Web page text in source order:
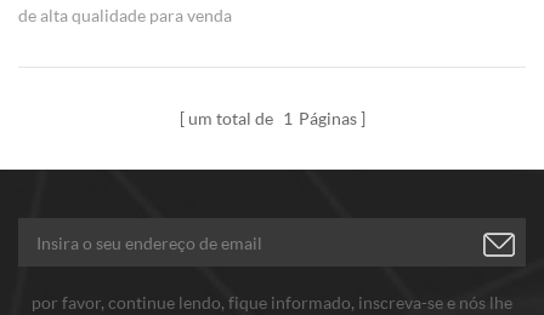
de alta qualidade para venda
pureza.
um total de 1 Páginas
por favor, continue lendo, fique informado, inscreva-se e nós lhe